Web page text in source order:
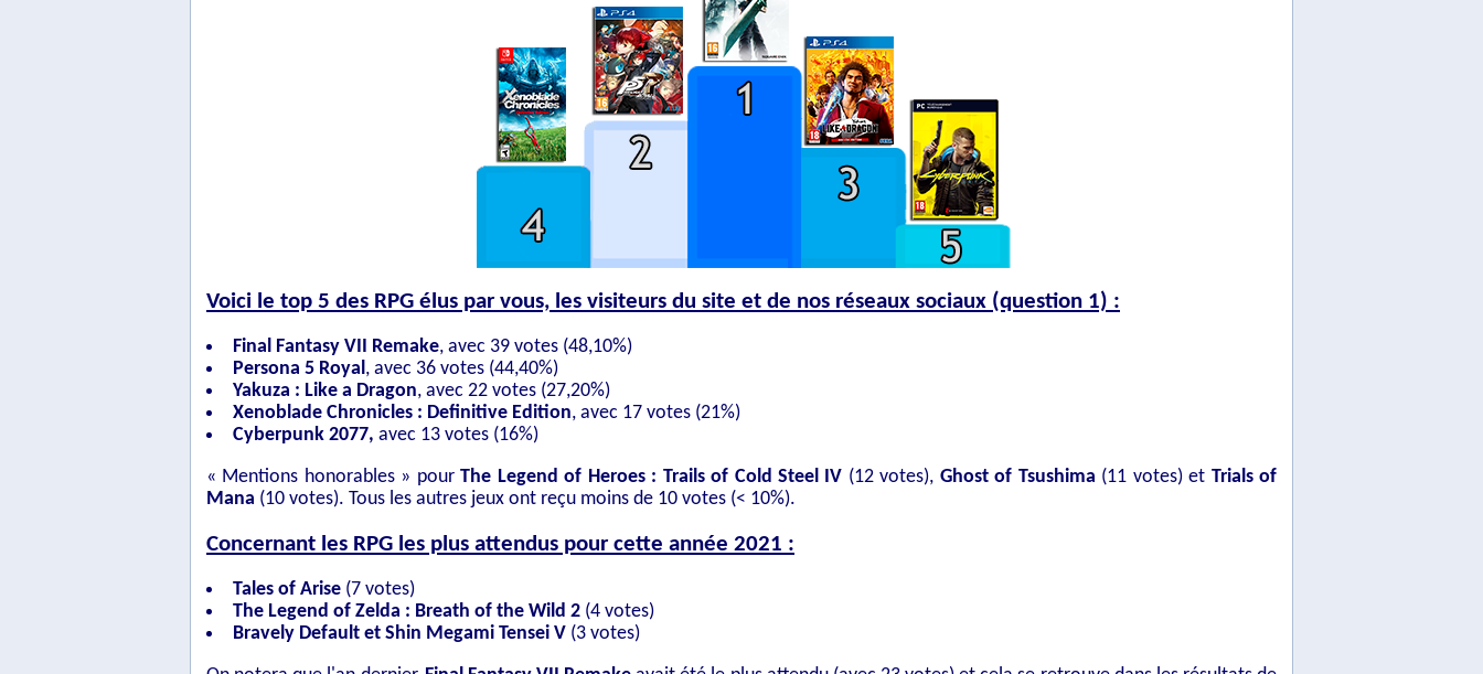
Voici le top 5 des RPG élus par vous, les visiteurs du site et de nos réseaux sociaux (question 1) :
Final Fantasy VII Remake, avec 39 votes (48,10%)
Persona 5 Royal, avec 36 votes (44,40%)
Yakuza : Like a Dragon, avec 22 votes (27,20%)
Xenoblade Chronicles : Definitive Edition, avec 17 votes (21%)
Cyberpunk 2077, avec 13 votes (16%)
« Mentions honorables » pourThe Legend of Heroes : Trails of Cold Steel IV (12 votes), Ghost of Tsushima (11 votes) et Trials of
Mana (10 votes). Tous les autres jeux ont reçu moins de 10 votes (< 10%).
Concernant les RPG les plus attendus pour cette année 2021 :
Tales of Arise (7 votes)
The Legend of Zelda : Breath of the Wild 2 (4 votes)
Bravely Default et Shin Megami Tensei V (3 votes)